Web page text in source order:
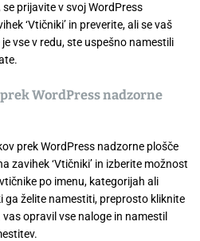
prijavite v svoj WordPress
‘Vtičniki’ in preverite, ali se vaš
vse v redu, ste uspešno namestili
WordPress nadzorne
prek WordPress nadzorne plošče
zavihek ‘Vtičniki’ in izberite možnost
po imenu, kategorijah ali
ga želite namestiti, preprosto kliknite
vas opravil vse naloge in namestil